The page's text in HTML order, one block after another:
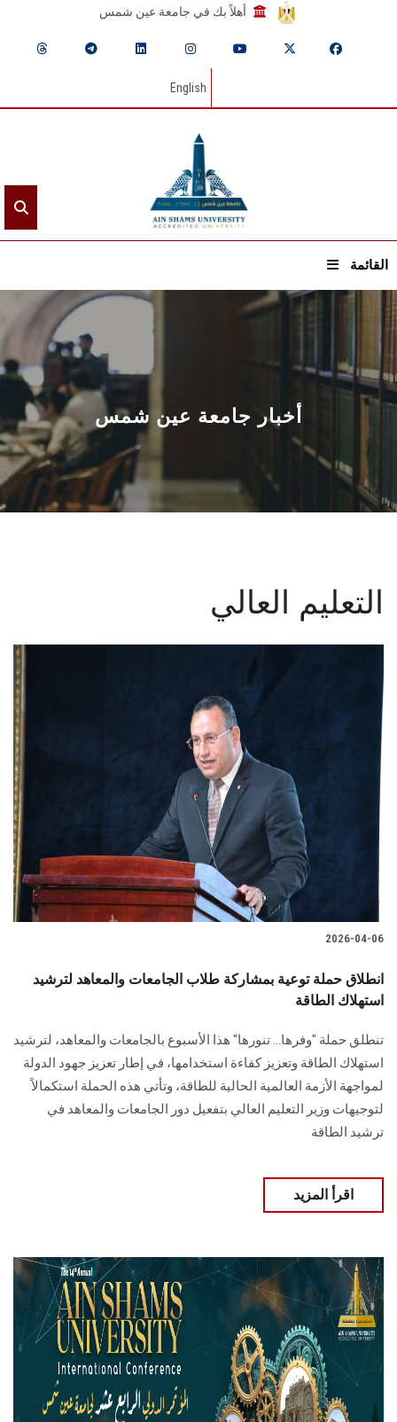
أهلاً بك في جامعة عين شمس
English
القائمة
الرئيسيـة
عن الجامعة
القطاعـات
الشئون الأكاديمية
البحث العلمي
الأنظمة الذكية
الإعلام
تواصل معنا
الطلاب
هيئة التدريس
الدراسات العليا
الزائـرون
سجل الان
أخبار جامعة عين شمس
التعليم العالي
2026-04-06
انطلاق حملة توعية بمشاركة طلاب الجامعات والمعاهد لترشيد
استهلاك الطاقة
تنطلق حملة "وفرها… تنورها" هذا الأسبوع بالجامعات والمعاهد، لترشيد
استهلاك الطاقة وتعزيز كفاءة استخدامها، في إطار تعزيز جهود الدولة
لمواجهة الأزمة العالمية الحالية للطاقة، وتأتي هذه الحملة استكمالاً
لتوجيهات وزير التعليم العالي بتفعيل دور الجامعات والمعاهد في
ترشيد الطاقة
اقرأ المزيد